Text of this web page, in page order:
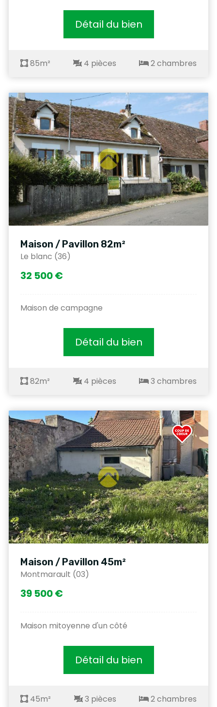
Détail du bien
85m² 4 pièces 2 chambres
Maison / Pavillon 82m²
Le blanc (36)
32 500 €
Maison de campagne
Détail du bien
82m² 4 pièces 3 chambres
Maison / Pavillon 45m²
Montmarault (03)
39 500 €
Maison mitoyenne d'un côté
Détail du bien
45m² 3 pièces 2 chambres